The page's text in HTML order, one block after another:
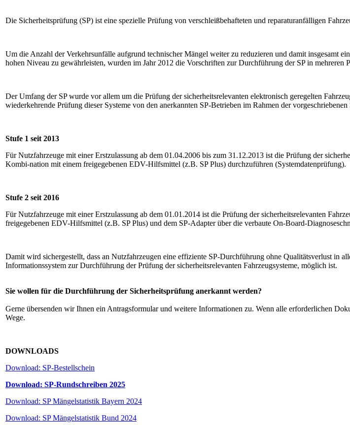
Die Sicherheitsprüfung (SP) ist eine spezielle Prüfung von verschleißbehafteten und reparaturanfälligen
Um die Anzahl der Verkehrsunfälle aufgrund technischer Mängel weiter zu reduzieren und damit insgesamt
hohen Niveau zu gewährleisten, wurden im Jahr 2012 die Vorschriften zur Durchführung der SP in mehreren
Der Umfang der SP wurde vor allem um die Prüfung der sicherheitsrelevanten elektronisch geregelten
wiederkehrende Prüfung dieser Systeme von den anerkannten SP-Betrieben im Rahmen der
Stufe 1 seit 2013
Für Nutzfahrzeuge mit einer Erstzulassung ab dem 01.04.2006 bis zum 31.12.2013 ist die Prüfung der
Kombi-nation mit einem freigegebenen EDV-Hilfsmittel (z.B. SP Plus) durchzuführen (Systemdatenprüfung).
Stufe 2 seit 2016
Für Nutzfahrzeuge mit einer Erstzulassung ab dem 01.01.2014 ist die Prüfung der sicherheitsrelevanten
freigegebenen EDV-Hilfsmittel (z.B. SP Plus) und dem SP-Adapter über die verbaute On-Board-
Damit wird sichergestellt, dass an Nutzfahrzeugen eine effiziente SP-Durchführung ohne Qualitätsverlust in
Informationssystem zur Durchführung der Prüfung der sicherheitsrelevanten Fahrzeugsysteme, möglich ist.
Sie wollen für die Durchführung der Sicherheitsprüfung anerkannt werden?
Gerne übersenden wir Ihnen ein Antragsformular und weitere Informationen zu. Wenn alle erforderlichen
Wege.
DOWNLOADS
Download: SP-Bestellschein
Download: SP-Rundschreiben 2025
Download: SP Mängelstatistik Bayern 2024
Download: SP Mängelstatistik Bund 2024